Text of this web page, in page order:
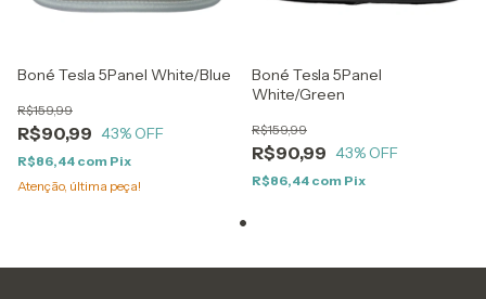
Boné Tesla 5Panel White/Blue
R$90,99
R$159,99
43% OFF
R$86,44 com Pix
Atenção, última peça!
Boné Tesla 5Panel
White/Green
R$90,99
R$159,99
43% OFF
R$86,44 com Pix